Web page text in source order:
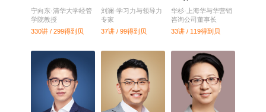
宁向东·清华大学经管
学院教授
330讲 / 299得到贝
刘澜·学习力与领导力
专家
37讲 / 99得到贝
华杉·上海华与华营销
咨询公司董事长
33讲 / 119得到贝